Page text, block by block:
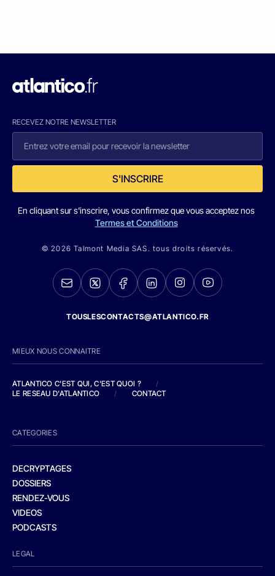
RECEVEZ NOTRE NEWSLETTER
S'INSCRIRE
En cliquant sur s'inscrire, vous confirmez que vous acceptez nos
Termes et Conditions
© 2026 Talmont Media SAS. tous droits réservés.
TOUSLESCONTACTS@ATLANTICO.FR
MIEUX NOUS CONNAITRE
ATLANTICO C'EST QUI, C'EST QUOI ?
/
LE RESEAU D'ATLANTICO
/ CONTACT
CATEGORIES
DECRYPTAGES
DOSSIERS
RENDEZ-VOUS
VIDEOS
PODCASTS
LEGAL